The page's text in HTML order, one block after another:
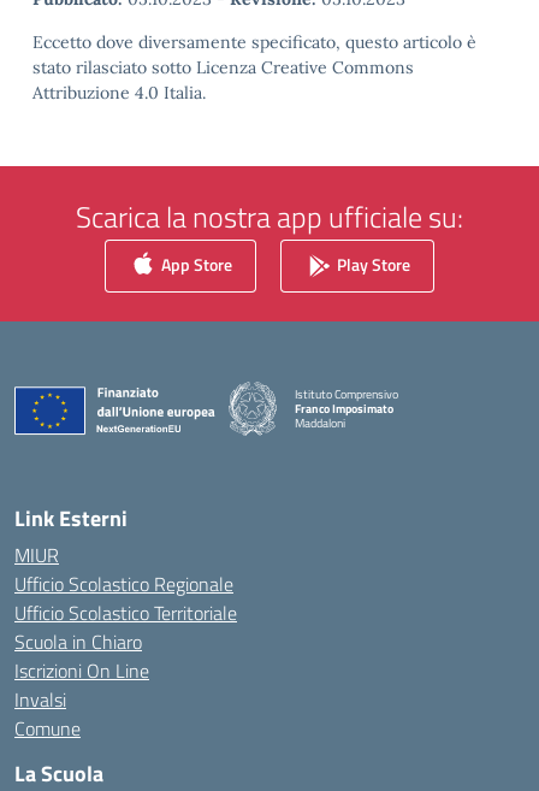
Eccetto dove diversamente specificato, questo articolo è
stato rilasciato sotto Licenza Creative Commons
Attribuzione 4.0 Italia.
Scarica la nostra app ufficiale su:
App Store Play Store
Istituto Comprensivo
Franco Imposimato
Maddaloni
Link Esterni
MIUR
Ufficio Scolastico Regionale
Ufficio Scolastico Territoriale
Scuola in Chiaro
Iscrizioni On Line
Invalsi
Comune
La Scuola